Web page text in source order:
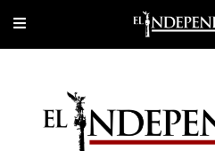
Portada Los Cabos